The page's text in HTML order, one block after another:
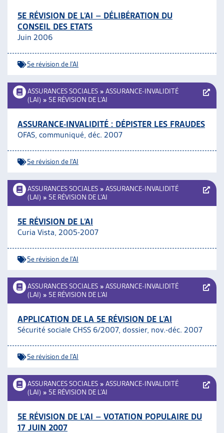
5E RÉVISION DE L’AI – DÉLIBÉRATION DU
CONSEIL DES ETATS
Juin 2006
5e révision de l'AI
ASSURANCES SOCIALES » ASSURANCE-INVALIDITÉ
(LAI) » 5E RÉVISION DE L’AI
ASSURANCE-INVALIDITÉ : DÉPISTER LES FRAUDES
OFAS, communiqué, déc. 2007
5e révision de l'AI
ASSURANCES SOCIALES » ASSURANCE-INVALIDITÉ
(LAI) » 5E RÉVISION DE L’AI
5E RÉVISION DE L’AI
Curia Vista, 2005-2007
5e révision de l'AI
ASSURANCES SOCIALES » ASSURANCE-INVALIDITÉ
(LAI) » 5E RÉVISION DE L’AI
APPLICATION DE LA 5E RÉVISION DE L’AI
Sécurité sociale CHSS 6/2007, dossier, nov.-déc. 2007
5e révision de l'AI
ASSURANCES SOCIALES » ASSURANCE-INVALIDITÉ
(LAI) » 5E RÉVISION DE L’AI
5E RÉVISION DE L’AI – VOTATION POPULAIRE DU
17 JUIN 2007